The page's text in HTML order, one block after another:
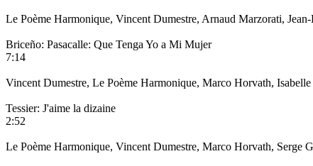
Le Poème Harmonique, Vincent Dumestre, Arnaud Marzorati,
Briceño: Pasacalle: Que Tenga Yo a Mi Mujer
7:14
Vincent Dumestre, Le Poème Harmonique, Marco Horvath,
Tessier: J'aime la dizaine
2:52
Le Poème Harmonique, Vincent Dumestre, Marco Horvath, Serge